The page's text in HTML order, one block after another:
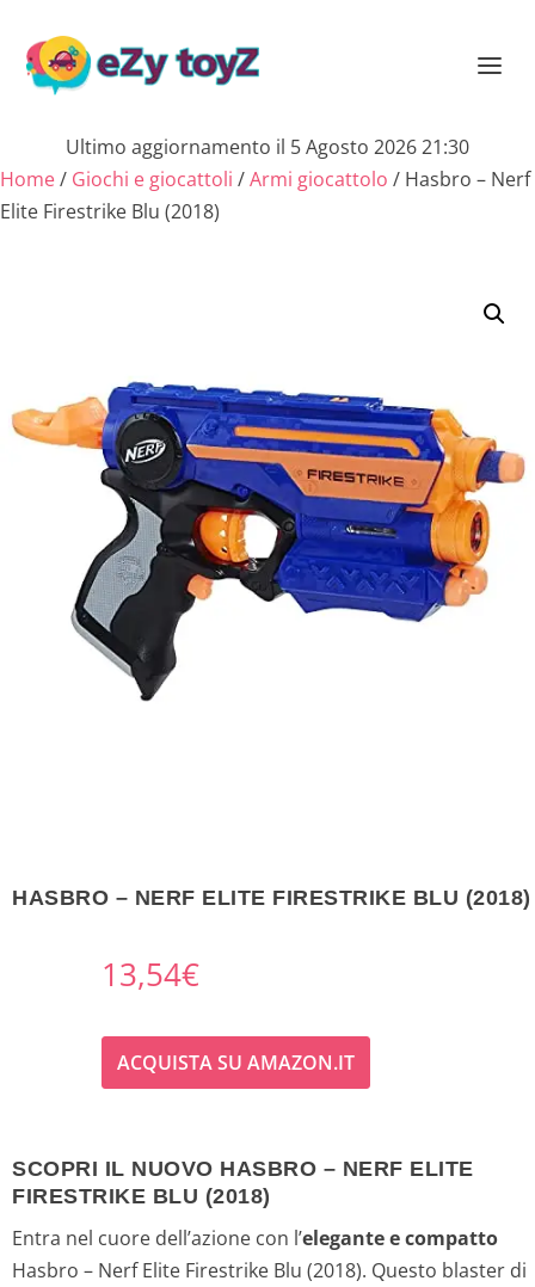
Ultimo aggiornamento il 5 Agosto 2026 21:30
Home/ Giochi e giocattoli /Armi giocattolo / Hasbro – Nerf
Elite Firestrike Blu (2018)
HASBRO – NERF ELITE FIRESTRIKE BLU (2018)
13,54€
ACQUISTA SU AMAZON.IT
SCOPRI IL NUOVO HASBRO – NERF ELITE
FIRESTRIKE BLU (2018)
Entra nel cuore dell’azione con l’elegante e compatto
Hasbro – Nerf Elite Firestrike Blu (2018). Questo blaster di